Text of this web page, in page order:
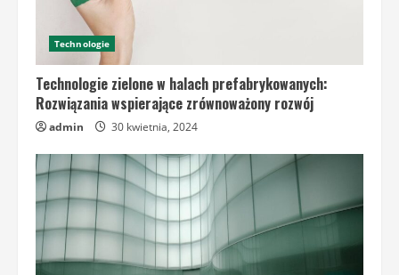
Technologie
Technologie zielone w halach prefabrykowanych:
Rozwiązania wspierające zrównoważony rozwój
admin 30 kwietnia, 2024